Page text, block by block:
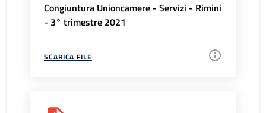
Congiuntura Unioncamere - Servizi - Rimini
- 3° trimestre 2021
SCARICA FILE